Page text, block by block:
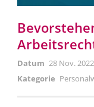
Datum 28 Nov. 2022
Kategorie